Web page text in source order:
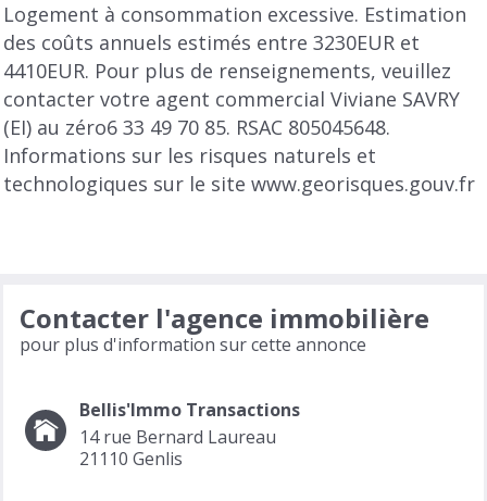
Logement à consommation excessive. Estimation
des coûts annuels estimés entre 3230EUR et
4410EUR. Pour plus de renseignements, veuillez
contacter votre agent commercial Viviane SAVRY
(EI) au zéro6 33 49 70 85. RSAC 805045648.
Informations sur les risques naturels et
technologiques sur le site www.georisques.gouv.fr
Contacter l'agence immobilière
pour plus d'information sur cette annonce
Bellis'Immo Transactions
14 rue Bernard Laureau
21110 Genlis